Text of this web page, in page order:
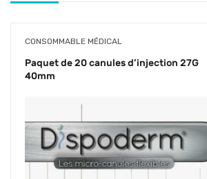
CONSOMMABLE MÉDICAL
Paquet de 20 canules d’injection 27G
40mm